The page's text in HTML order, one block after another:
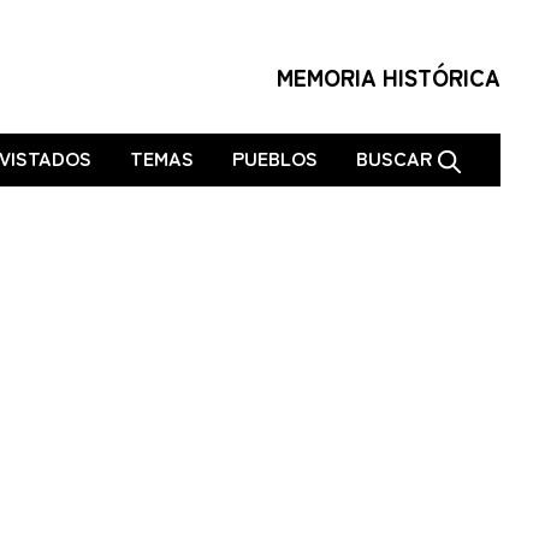
MEMORIA HISTÓRICA
TEMAS PUEBLOS BUSCAR